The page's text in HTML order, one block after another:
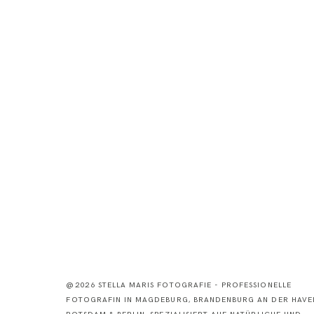
@2026 STELLA MARIS FOTOGRAFIE - PROFESSIONELLE
FOTOGRAFIN IN MAGDEBURG, BRANDENBURG AN DER